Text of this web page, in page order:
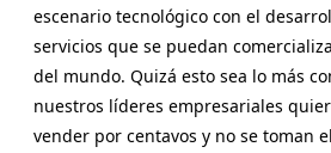
escenario tecnológico con el
servicios que se puedan
del mundo. Quizá esto sea lo más
nuestros líderes empresariales
vender por centavos y no se toman